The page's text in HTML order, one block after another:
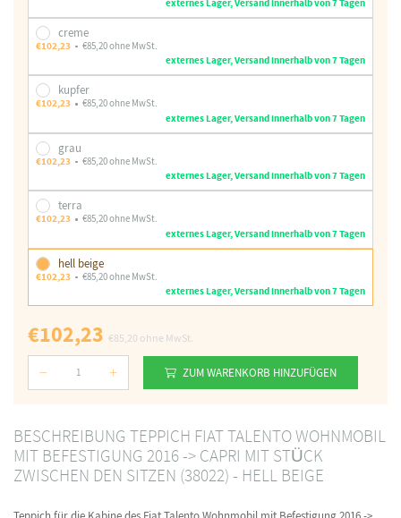
externes Lager, Versand innerhalb von 7 Tagen
creme
€102,23
€85,20 ohne MwSt.
externes Lager, Versand innerhalb von 7 Tagen
kupfer
€102,23
€85,20 ohne MwSt.
externes Lager, Versand innerhalb von 7 Tagen
grau
€102,23
€85,20 ohne MwSt.
externes Lager, Versand innerhalb von 7 Tagen
terra
€102,23
€85,20 ohne MwSt.
externes Lager, Versand innerhalb von 7 Tagen
hell beige
€102,23
€85,20 ohne MwSt.
externes Lager, Versand innerhalb von 7 Tagen
€102,23 €85,20 ohne MwSt.
Nummer ZUM WARENKORB HINZUFÜGEN
BESCHREIBUNG TEPPICH FIAT TALENTO WOHNMOBIL
MIT BEFESTIGUNG 2016 -> CAPRI MIT STÜCK
ZWISCHEN DEN SITZEN (38022) - HELL BEIGE